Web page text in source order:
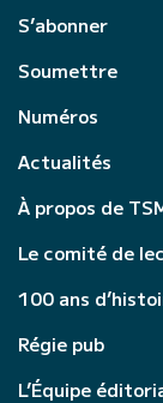
S’abonner
Soumettre
Numéros
Actualités
À propos de
Le comité de
100 ans
Régie pub
L’Équipe